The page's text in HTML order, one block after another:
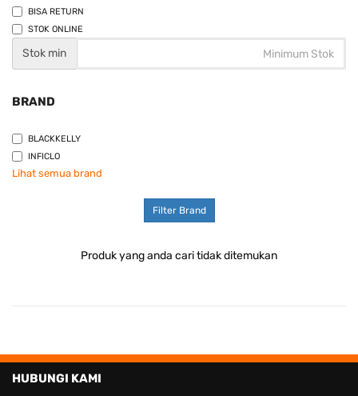
BISA RETURN
STOK ONLINE
Stok min
BRAND
BLACKKELLY
INFICLO
Lihat semua brand
Filter Brand
Produk yang anda cari tidak ditemukan
HUBUNGI KAMI